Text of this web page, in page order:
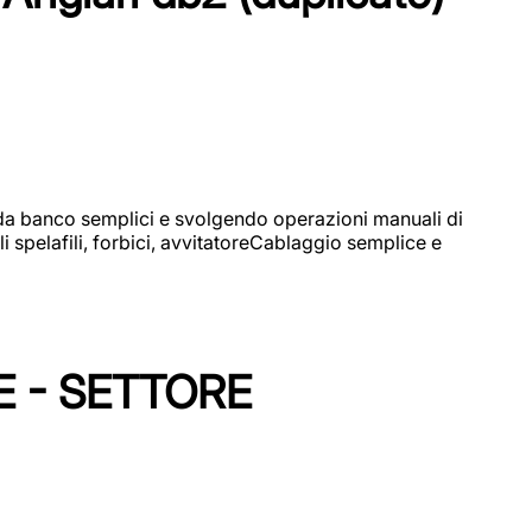
banco semplici e svolgendo operazioni manuali di
spelafili, forbici, avvitatoreCablaggio semplice e
- SETTORE